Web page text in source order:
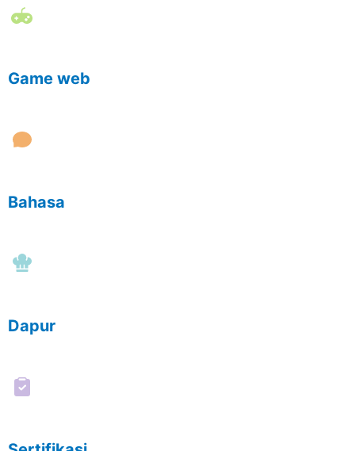
Game web
Bahasa
Dapur